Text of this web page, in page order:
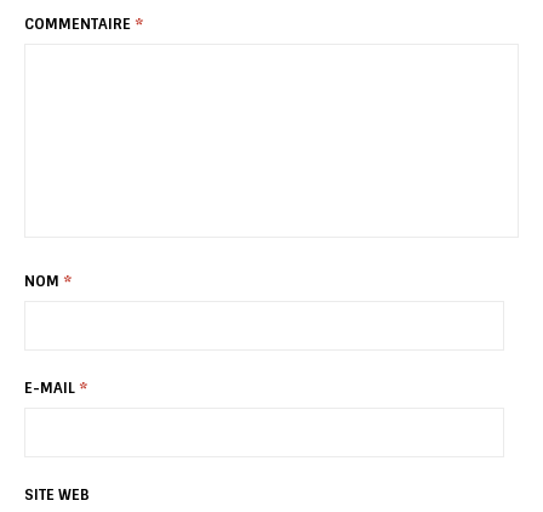
COMMENTAIRE *
NOM *
E-MAIL *
SITE WEB